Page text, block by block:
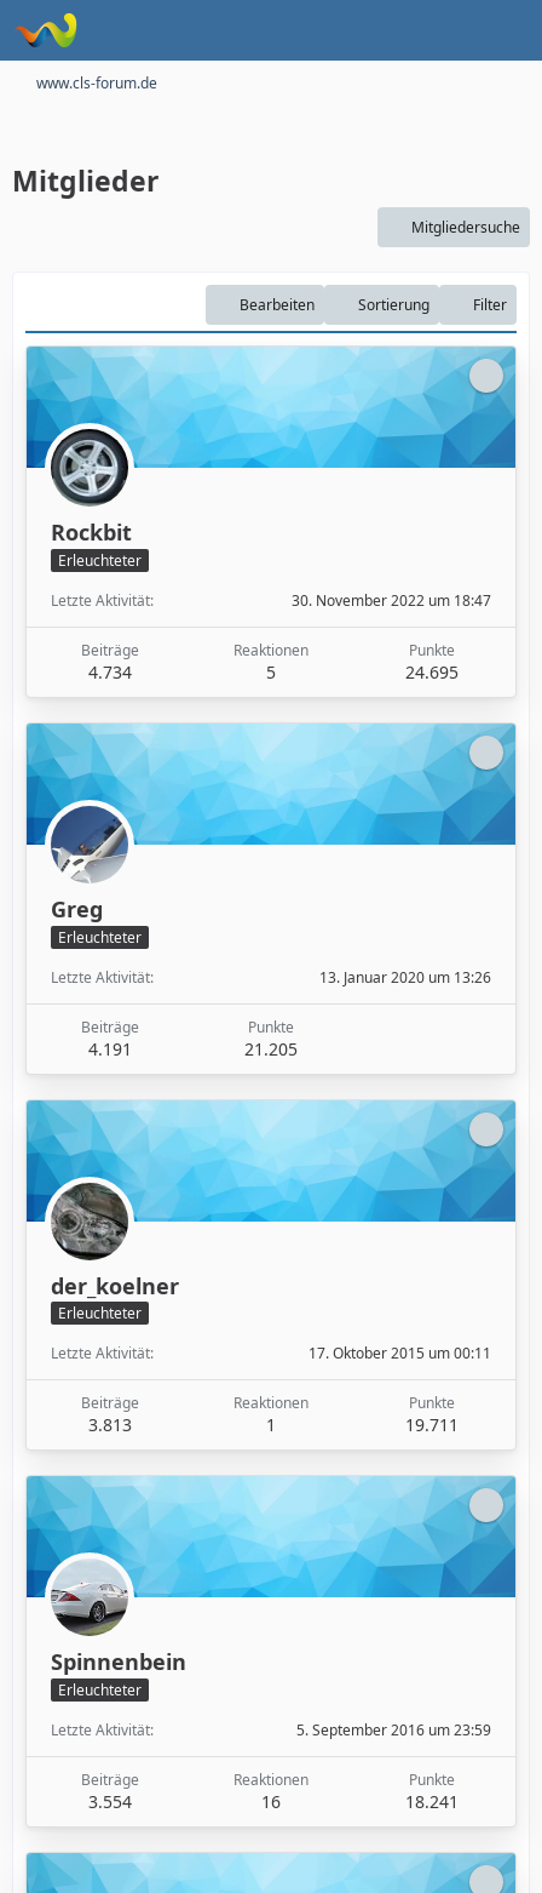
www.cls-forum.de
Mitglieder
Mitgliedersuche
Bearbeiten Sortierung Filter
Rockbit
Erleuchteter
Letzte Aktivität
30. November 2022 um 18:47
Beiträge
4.734
Reaktionen
5
Punkte
24.695
Greg
Erleuchteter
Letzte Aktivität
13. Januar 2020 um 13:26
Beiträge
4.191
Punkte
21.205
der_koelner
Erleuchteter
Letzte Aktivität
17. Oktober 2015 um 00:11
Beiträge
3.813
Reaktionen
1
Punkte
19.711
Spinnenbein
Erleuchteter
Letzte Aktivität
5. September 2016 um 23:59
Beiträge
3.554
Reaktionen
16
Punkte
18.241